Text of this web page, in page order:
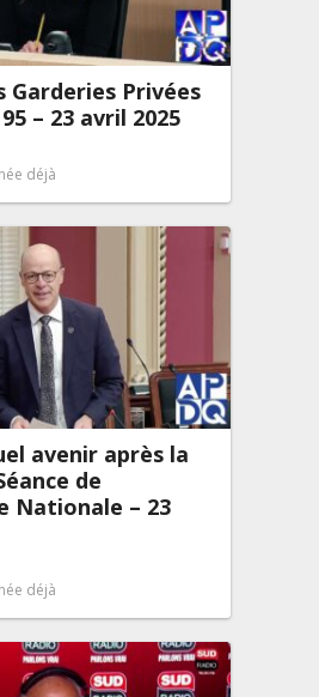
Garderies Privées
– 23 avril 2025
déjà
avenir après la
de
Nationale – 23
déjà